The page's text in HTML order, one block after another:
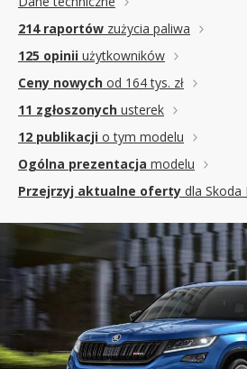
214 raportów zużycia paliwa
125 opinii użytkowników
Ceny nowych od 164 tys. zł
11 zgłoszonych usterek
12 publikacji o tym modelu
Ogólna prezentacja modelu
Przejrzyj aktualne oferty dla Skoda